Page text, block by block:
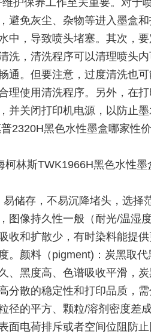
护保养工作至关重要。对于
避免灰尘、杂物等进入墨盒
中，导致喷头堵塞。其次，要
洗，清洗程序可以清理喷头
通。但要注意，过度清洗也
理使用清洗程序。另外，在
并关闭打印机电源，以防止墨
2320H黑色水性墨盒哪家性
林斯TWK1966H黑色水性墨
储存，不易沉降堵头，选择
图像持久性一般（耐光/温湿
收和扩散少，有时染料能提
。颜料（pigment)：炭黑取代
、黑度高、色谱吸收平滑，
分散的稳定性和打印品质，
径的平方、颗粒/溶剂密度差
面电荷排斥或者空间位阻防